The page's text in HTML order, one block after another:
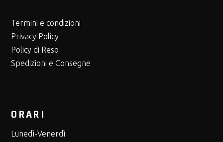
Termini e condizioni
Privacy Policy
Policy di Reso
Spedizioni e Consegne
ORARI
Lunedì-Venerdì